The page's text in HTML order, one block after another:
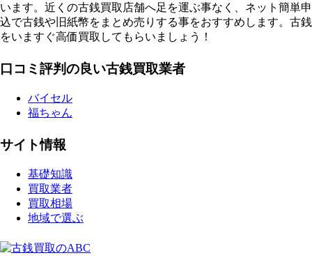
います。近くの古銭買取店舗へ足を運ぶ事なく、ネット簡単申
込で古銭や旧紙幣をまとめ売りする事をおすすめします。古銭
をいますぐ高価買取してもらいましょう！
口コミ評判の良い古銭買取業者
バイセル
福ちゃん
サイト情報
基礎知識
買取業者
買取相場
地域で選ぶ